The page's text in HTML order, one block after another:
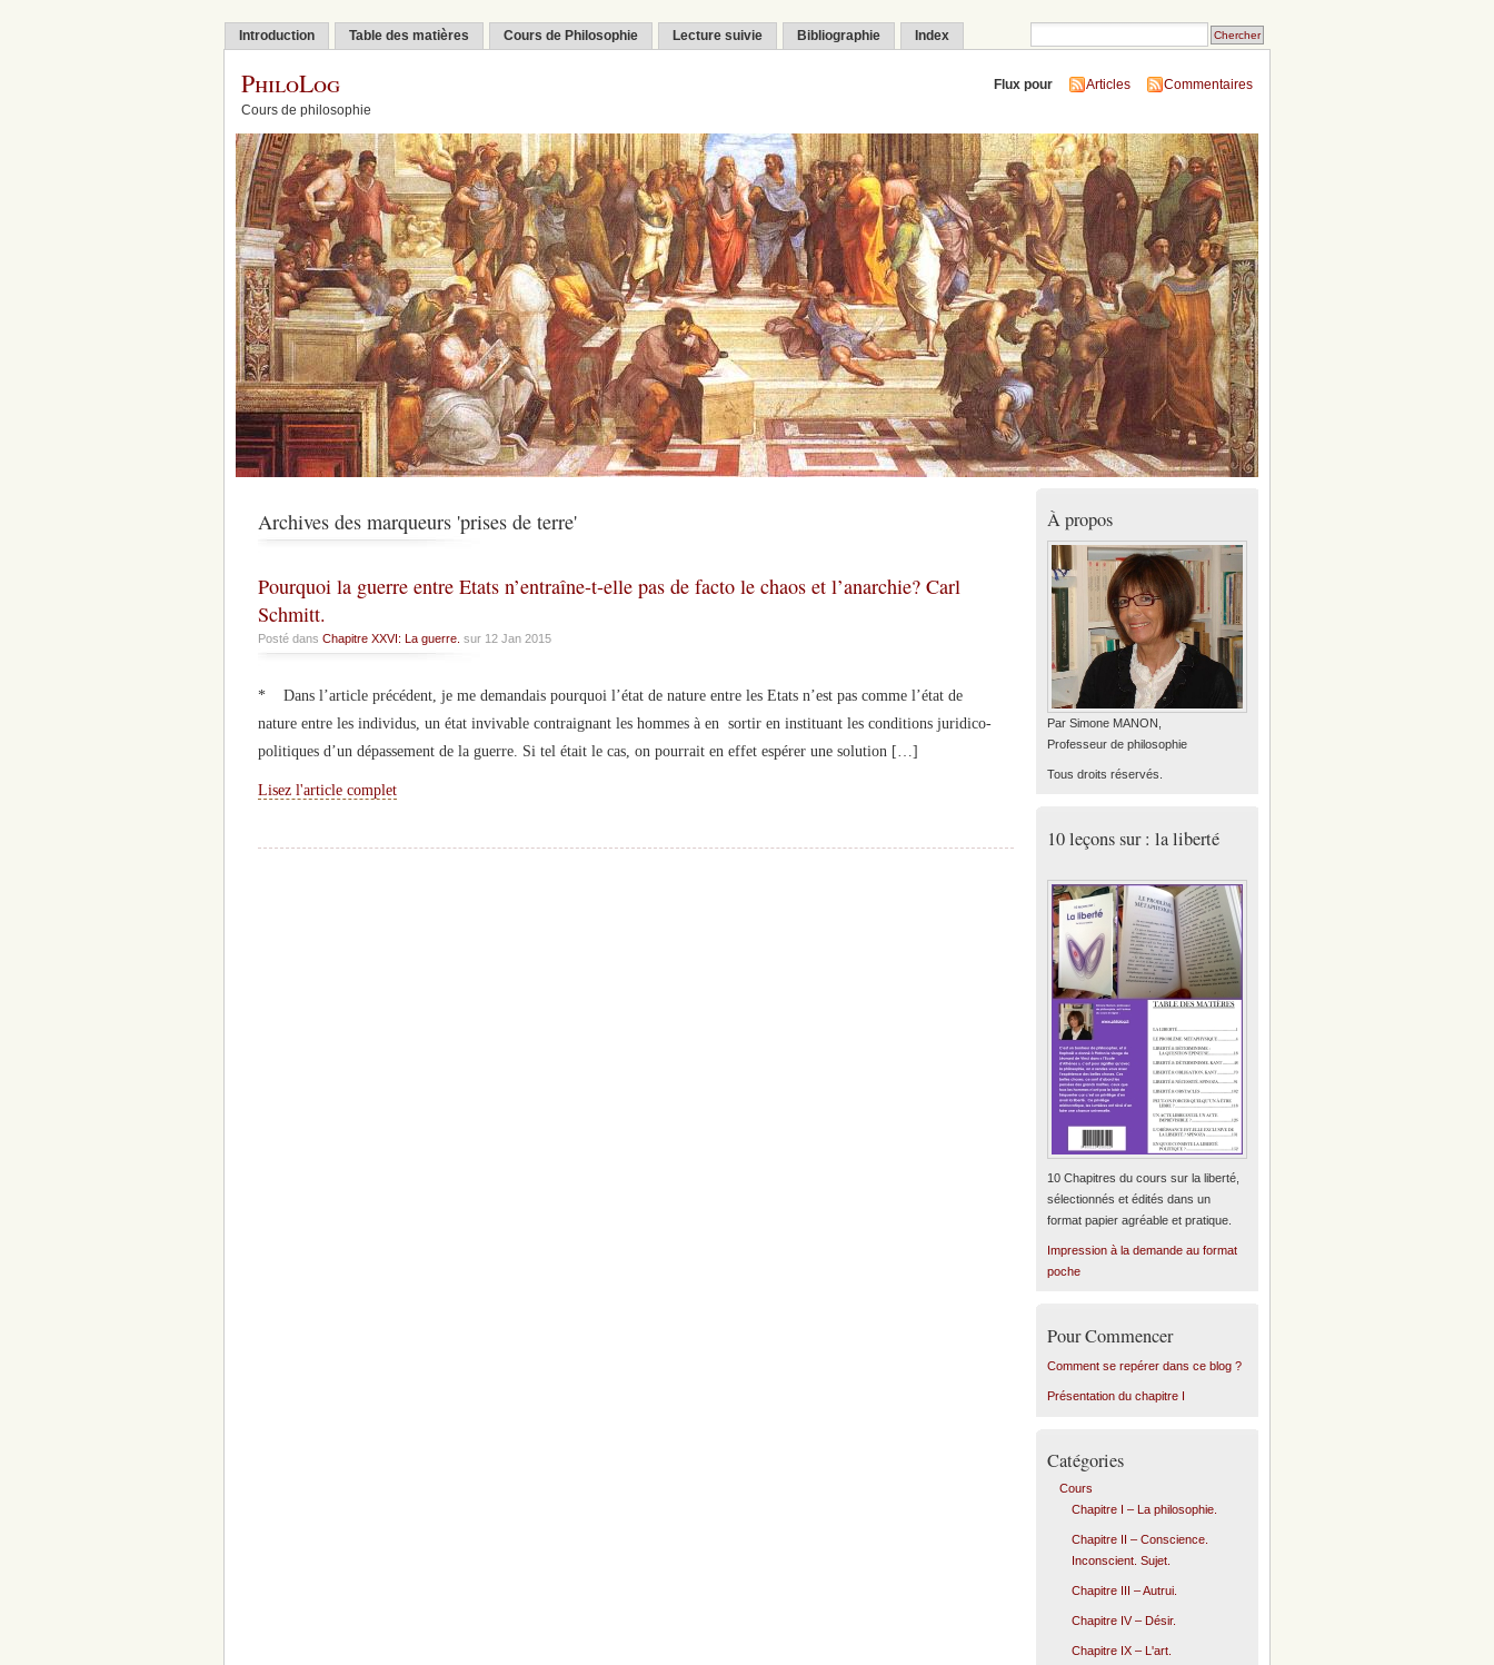
Introduction Table des matières Cours de Philosophie Lecture suivie Bibliographie Index
PhiloLog
Cours de philosophie
Flux pour Articles Commentaires
Archives des marqueurs 'prises de terre'
Pourquoi la guerre entre Etats n’entraîne-t-elle pas de facto le chaos et l’anarchie? Carl
Schmitt.
Posté dans Chapitre XXVI: La guerre. sur 12 Jan 2015
* Dans l’article précédent, je me demandais pourquoi l’état de nature entre les Etats n’est pas comme l’état de
nature entre les individus, un état invivable contraignant les hommes à en sortir en instituant les conditions juridico-
politiques d’un dépassement de la guerre. Si tel était le cas, on pourrait en effet espérer une solution […]
Lisez l'article complet
À propos
Par Simone MANON,
Professeur de philosophie
Tous droits réservés.
10 leçons sur : la liberté
10 Chapitres du cours sur la liberté,
sélectionnés et édités dans un
format papier agréable et pratique.
Impression à la demande au format
poche
Pour Commencer
Comment se repérer dans ce blog ?
Présentation du chapitre I
Catégories
Cours
Chapitre I – La philosophie.
Chapitre II – Conscience.
Inconscient. Sujet.
Chapitre III – Autrui.
Chapitre IV – Désir.
Chapitre IX – L'art.